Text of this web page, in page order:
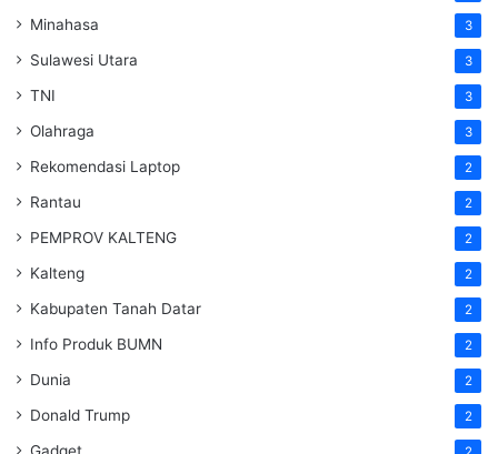
Minahasa 3
Sulawesi Utara 3
TNI 3
Olahraga 3
Rekomendasi Laptop 2
Rantau 2
PEMPROV KALTENG 2
Kalteng 2
Kabupaten Tanah Datar 2
Info Produk BUMN 2
Dunia 2
Donald Trump 2